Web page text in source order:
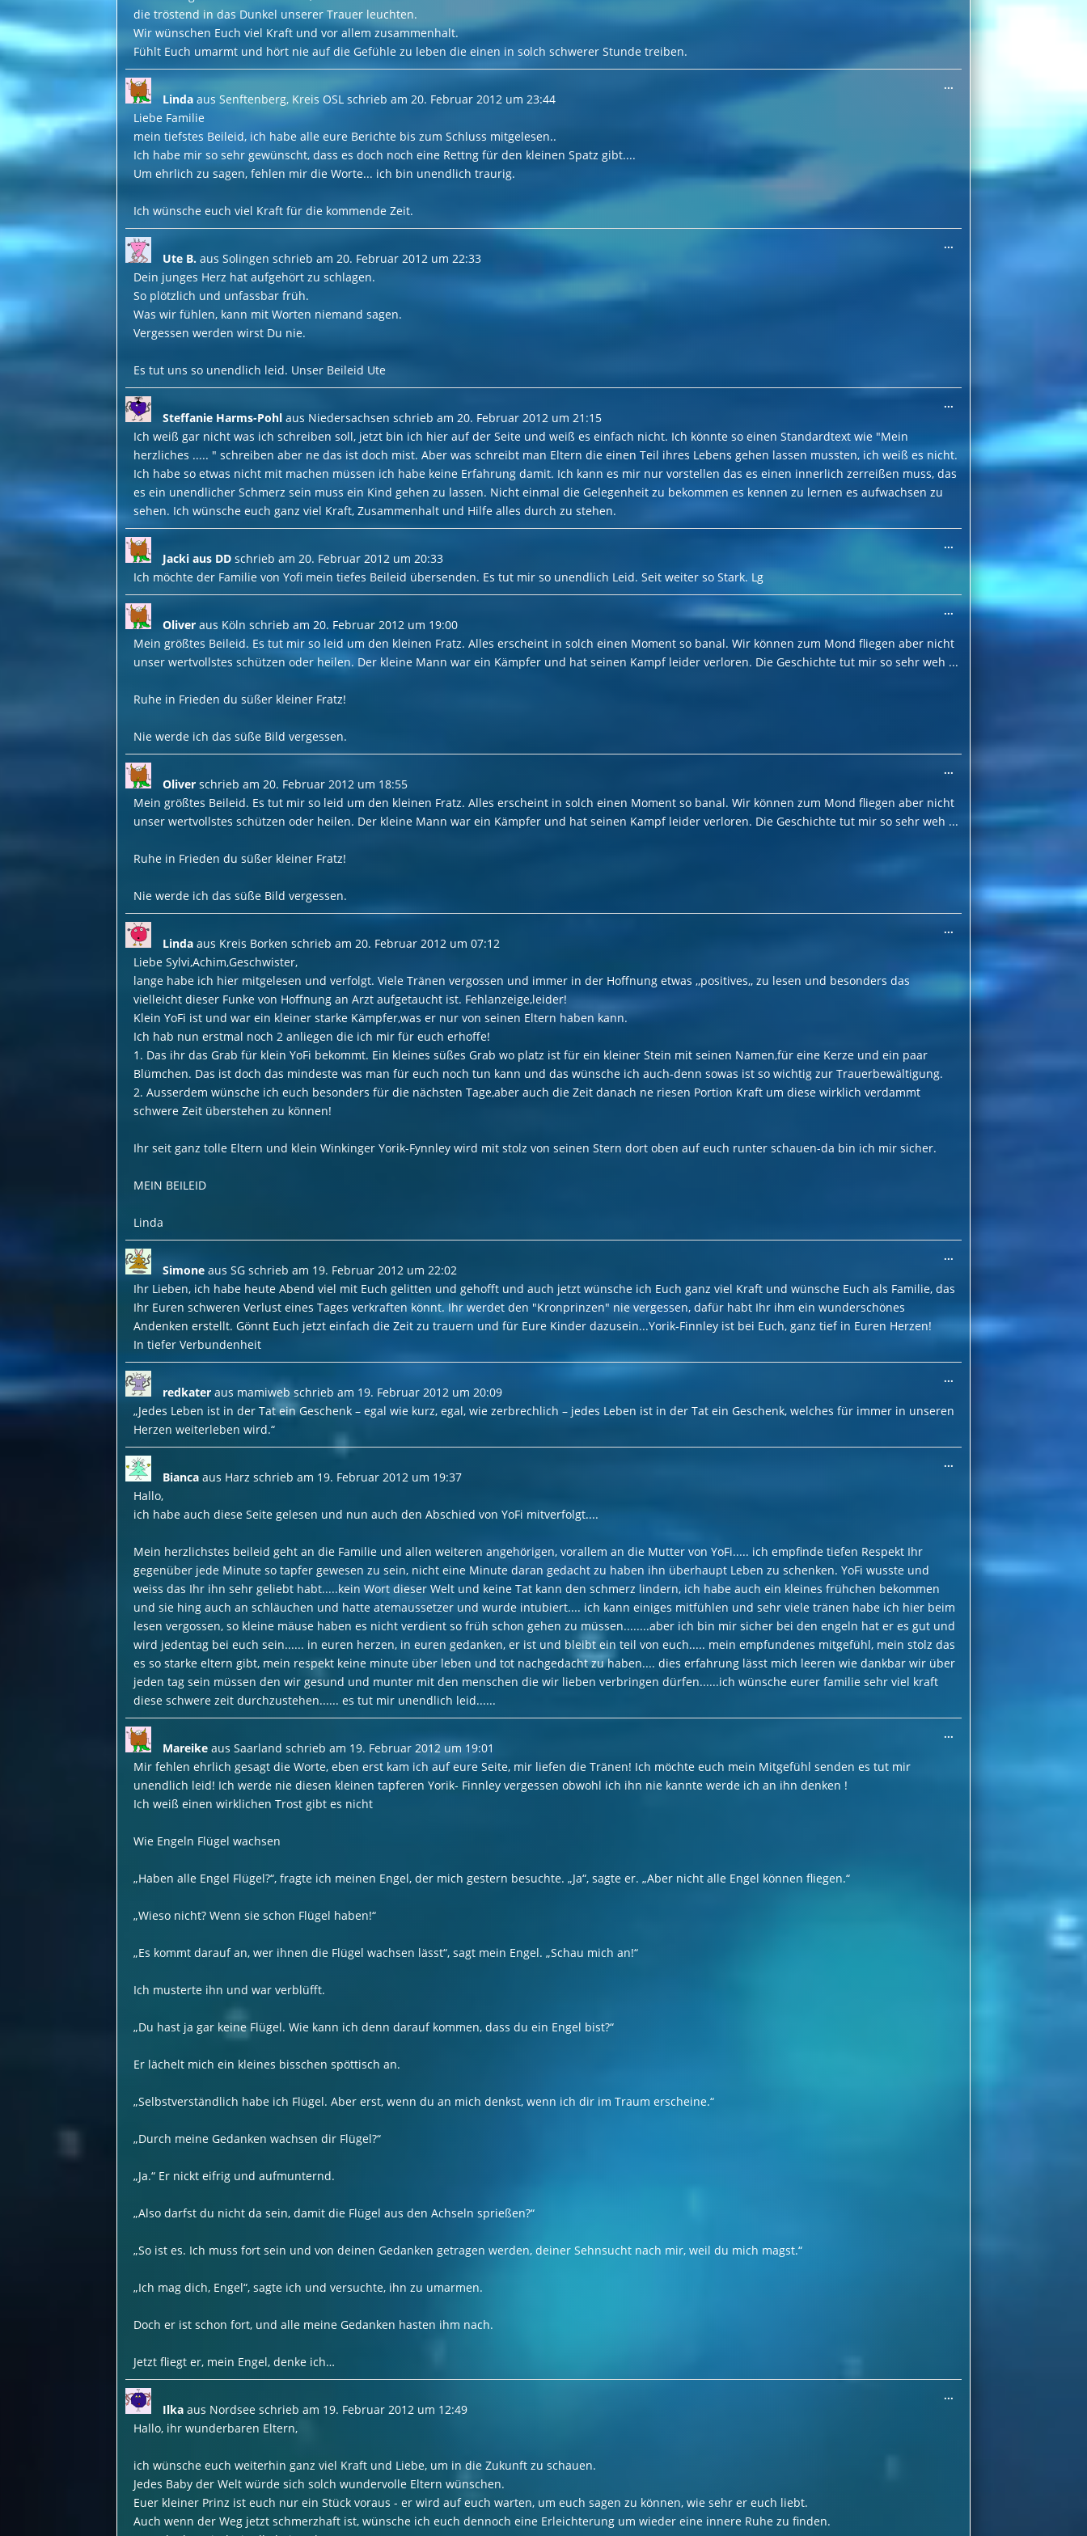
die tröstend in das Dunkel unserer Trauer leuchten.
Wir wünschen Euch viel Kraft und vor allem zusammenhalt.
Fühlt Euch umarmt und hört nie auf die Gefühle zu leben die einen in solch schwerer Stunde treiben.
Lindaaus Senftenberg, Kreis OSL schrieb am 20. Februar 2012 um 23:44
Liebe Familie
mein tiefstes Beileid, ich habe alle eure Berichte bis zum Schluss mitgelesen..
Ich habe mir so sehr gewünscht, dass es doch noch eine Rettng für den kleinen Spatz gibt....
Um ehrlich zu sagen, fehlen mir die Worte... ich bin unendlich traurig.
Ich wünsche euch viel Kraft für die kommende Zeit.
...Diese
Ute B.aus Solingen schrieb am 20. Februar 2012 um 22:33
Dein junges Herz hat aufgehört zu schlagen.
So plötzlich und unfassbar früh.
Was wir fühlen, kann mit Worten niemand sagen.
Vergessen werden wirst Du nie.
Es tut uns so unendlich leid. Unser Beileid Ute
...Diese
Steffanie Harms-Pohlaus Niedersachsen schrieb am 20. Februar 2012 um 21:15
Ich weiß gar nicht was ich schreiben soll, jetzt bin ich hier auf der Seite und weiß es einfach nicht. Ich könnte so einen Standardtext wie "Mein
herzliches ..... " schreiben aber ne das ist doch mist. Aber was schreibt man Eltern die einen Teil ihres Lebens gehen lassen mussten, ich weiß es nicht.
Ich habe so etwas nicht mit machen müssen ich habe keine Erfahrung damit. Ich kann es mir nur vorstellen das es einen innerlich zerreißen muss, das
es ein unendlicher Schmerz sein muss ein Kind gehen zu lassen. Nicht einmal die Gelegenheit zu bekommen es kennen zu lernen es aufwachsen zu
sehen. Ich wünsche euch ganz viel Kraft, Zusammenhalt und Hilfe alles durch zu stehen.
...Diese
ein-/ausblenden.
Jacki aus DDschrieb am 20. Februar 2012 um 20:33
Ich möchte der Familie von Yofi mein tiefes Beileid übersenden. Es tut mir so unendlich Leid. Seit weiter so Stark. Lg
...Diese
Metabox
ein-/ausblenden.
Oliveraus Köln schrieb am 20. Februar 2012 um 19:00
Mein größtes Beileid. Es tut mir so leid um den kleinen Fratz. Alles erscheint in solch einen Moment so banal. Wir können zum Mond fliegen aber nicht
unser wertvollstes schützen oder heilen. Der kleine Mann war ein Kämpfer und hat seinen Kampf leider verloren. Die Geschichte tut mir so sehr weh ...
Ruhe in Frieden du süßer kleiner Fratz!
Nie werde ich das süße Bild vergessen.
...Diese
ein-/ausblenden.
Oliverschrieb am 20. Februar 2012 um 18:55
Mein größtes Beileid. Es tut mir so leid um den kleinen Fratz. Alles erscheint in solch einen Moment so banal. Wir können zum Mond fliegen aber nicht
unser wertvollstes schützen oder heilen. Der kleine Mann war ein Kämpfer und hat seinen Kampf leider verloren. Die Geschichte tut mir so sehr weh ...
Ruhe in Frieden du süßer kleiner Fratz!
Nie werde ich das süße Bild vergessen.
...Diese
ein-/ausblenden.
Lindaaus Kreis Borken schrieb am 20. Februar 2012 um 07:12
Liebe Sylvi,Achim,Geschwister,
lange habe ich hier mitgelesen und verfolgt. Viele Tränen vergossen und immer in der Hoffnung etwas ,,positives,, zu lesen und besonders das
vielleicht dieser Funke von Hoffnung an Arzt aufgetaucht ist. Fehlanzeige,leider!
Klein YoFi ist und war ein kleiner starke Kämpfer,was er nur von seinen Eltern haben kann.
Ich hab nun erstmal noch 2 anliegen die ich mir für euch erhoffe!
1. Das ihr das Grab für klein YoFi bekommt. Ein kleines süßes Grab wo platz ist für ein kleiner Stein mit seinen Namen,für eine Kerze und ein paar
Blümchen. Das ist doch das mindeste was man für euch noch tun kann und das wünsche ich auch-denn sowas ist so wichtig zur Trauerbewältigung.
2. Ausserdem wünsche ich euch besonders für die nächsten Tage,aber auch die Zeit danach ne riesen Portion Kraft um diese wirklich verdammt
schwere Zeit überstehen zu können!
Ihr seit ganz tolle Eltern und klein Winkinger Yorik-Fynnley wird mit stolz von seinen Stern dort oben auf euch runter schauen-da bin ich mir sicher.
MEIN BEILEID
Linda
...Diese
Metabox
Simoneaus SG schrieb am 19. Februar 2012 um 22:02
Ihr Lieben, ich habe heute Abend viel mit Euch gelitten und gehofft und auch jetzt wünsche ich Euch ganz viel Kraft und wünsche Euch als Familie, das
Ihr Euren schweren Verlust eines Tages verkraften könnt. Ihr werdet den "Kronprinzen" nie vergessen, dafür habt Ihr ihm ein wunderschönes
Andenken erstellt. Gönnt Euch jetzt einfach die Zeit zu trauern und für Eure Kinder dazusein...Yorik-Finnley ist bei Euch, ganz tief in Euren Herzen!
In tiefer Verbundenheit
...Diese
ein-/ausblenden.
redkateraus mamiweb schrieb am 19. Februar 2012 um 20:09
„Jedes Leben ist in der Tat ein Geschenk – egal wie kurz, egal, wie zerbrechlich – jedes Leben ist in der Tat ein Geschenk, welches für immer in unseren
Herzen weiterleben wird.“
...Diese
ein-/ausblenden.
Biancaaus Harz schrieb am 19. Februar 2012 um 19:37
Hallo,
ich habe auch diese Seite gelesen und nun auch den Abschied von YoFi mitverfolgt....
Mein herzlichstes beileid geht an die Familie und allen weiteren angehörigen, vorallem an die Mutter von YoFi..... ich empfinde tiefen Respekt Ihr
gegenüber jede Minute so tapfer gewesen zu sein, nicht eine Minute daran gedacht zu haben ihn überhaupt Leben zu schenken. YoFi wusste und
weiss das Ihr ihn sehr geliebt habt.....kein Wort dieser Welt und keine Tat kann den schmerz lindern, ich habe auch ein kleines frühchen bekommen
und sie hing auch an schläuchen und hatte atemaussetzer und wurde intubiert.... ich kann einiges mitfühlen und sehr viele tränen habe ich hier beim
lesen vergossen, so kleine mäuse haben es nicht verdient so früh schon gehen zu müssen........aber ich bin mir sicher bei den engeln hat er es gut und
wird jedentag bei euch sein...... in euren herzen, in euren gedanken, er ist und bleibt ein teil von euch..... mein empfundenes mitgefühl, mein stolz das
es so starke eltern gibt, mein respekt keine minute über leben und tot nachgedacht zu haben.... dies erfahrung lässt mich leeren wie dankbar wir über
jeden tag sein müssen den wir gesund und munter mit den menschen die wir lieben verbringen dürfen......ich wünsche eurer familie sehr viel kraft
diese schwere zeit durchzustehen...... es tut mir unendlich leid......
...Diese
Mareikeaus Saarland schrieb am 19. Februar 2012 um 19:01
Mir fehlen ehrlich gesagt die Worte, eben erst kam ich auf eure Seite, mir liefen die Tränen! Ich möchte euch mein Mitgefühl senden es tut mir
unendlich leid! Ich werde nie diesen kleinen tapferen Yorik- Finnley vergessen obwohl ich ihn nie kannte werde ich an ihn denken !
Ich weiß einen wirklichen Trost gibt es nicht
Wie Engeln Flügel wachsen
„Haben alle Engel Flügel?“, fragte ich meinen Engel, der mich gestern besuchte. „Ja“, sagte er. „Aber nicht alle Engel können fliegen.“
„Wieso nicht? Wenn sie schon Flügel haben!“
„Es kommt darauf an, wer ihnen die Flügel wachsen lässt“, sagt mein Engel. „Schau mich an!“
Ich musterte ihn und war verblüfft.
„Du hast ja gar keine Flügel. Wie kann ich denn darauf kommen, dass du ein Engel bist?“
Er lächelt mich ein kleines bisschen spöttisch an.
„Selbstverständlich habe ich Flügel. Aber erst, wenn du an mich denkst, wenn ich dir im Traum erscheine.“
„Durch meine Gedanken wachsen dir Flügel?“
„Ja.“ Er nickt eifrig und aufmunternd.
„Also darfst du nicht da sein, damit die Flügel aus den Achseln sprießen?“
„So ist es. Ich muss fort sein und von deinen Gedanken getragen werden, deiner Sehnsucht nach mir, weil du mich magst.“
„Ich mag dich, Engel“, sagte ich und versuchte, ihn zu umarmen.
Doch er ist schon fort, und alle meine Gedanken hasten ihm nach.
Jetzt fliegt er, mein Engel, denke ich…
...Diese
Ilkaaus Nordsee schrieb am 19. Februar 2012 um 12:49
Hallo, ihr wunderbaren Eltern,
ich wünsche euch weiterhin ganz viel Kraft und Liebe, um in die Zukunft zu schauen.
Jedes Baby der Welt würde sich solch wundervolle Eltern wünschen.
Euer kleiner Prinz ist euch nur ein Stück voraus - er wird auf euch warten, um euch sagen zu können, wie sehr er euch liebt.
Auch wenn der Weg jetzt schmerzhaft ist, wünsche ich euch dennoch eine Erleichterung um wieder eine innere Ruhe zu finden.
...Diese